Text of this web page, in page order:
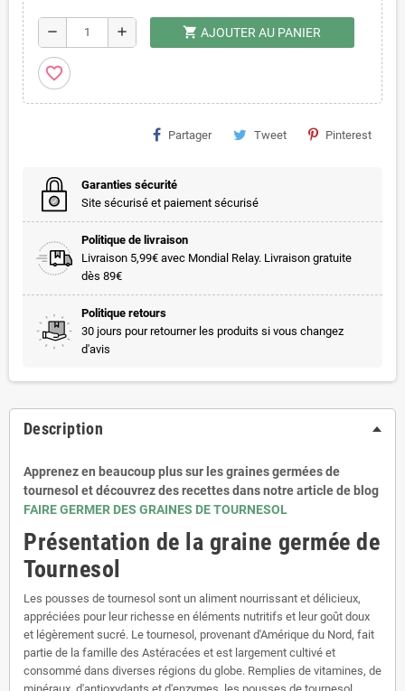
remove add shopping_cart AJOUTER AU PANIER
favorite_border
Partager Tweet Pinterest
Garanties sécurité
Site sécurisé et paiement sécurisé
Politique de livraison
Livraison 5,99€ avec Mondial Relay. Livraison gratuite
dès 89€
Politique retours
30 jours pour retourner les produits si vous changez
d'avis
Description
Apprenez en beaucoup plus sur les graines germées de
tournesol et découvrez des recettes dans notre article de blog
FAIRE GERMER DES GRAINES DE TOURNESOL
Présentation de la graine germée de
Tournesol
Les pousses de tournesol sont un aliment nourrissant et délicieux,
appréciées pour leur richesse en éléments nutritifs et leur goût doux
et légèrement sucré. Le tournesol, provenant d'Amérique du Nord, fait
partie de la famille des Astéracées et est largement cultivé et
consommé dans diverses régions du globe. Remplies de vitamines, de